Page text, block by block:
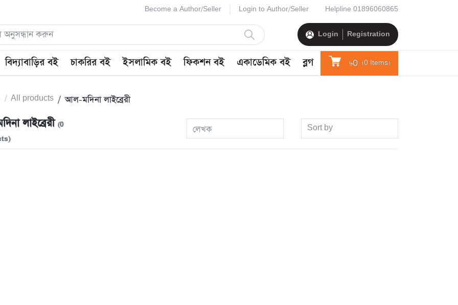
Become a Author/Seller Login to Author/Seller Helpline 01896060865
Login Registration
বিদ্যাবাড়ির বই চাকরির বই ইসলামিক বই ফিকশন বই একাডেমিক বই ব্লগ ৳0 (0 Items)
All products আল-মদিনা লাইব্রেরী
লাইব্রেরী (0
লেখক Sort by